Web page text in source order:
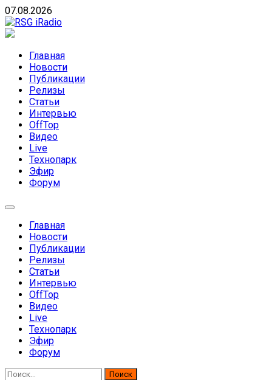
Skip
to
content
07.08.2026
направлений без возрастных ограничений
Главная
Новости
Публикации
Релизы
Статьи
Интервью
OffTop
Видео
Live
Технопарк
Эфир
Форум
Главная
Новости
Публикации
Релизы
Статьи
Интервью
OffTop
Видео
Live
Технопарк
Эфир
Форум
Найти: